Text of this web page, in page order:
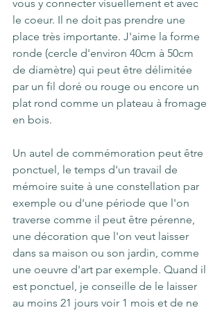
vous y connecter visuellement et avec
le coeur. Il ne doit pas prendre une
place très importante. J'aime la forme
ronde (cercle d'environ 40cm à 50cm
de diamètre) qui peut être délimitée
par un fil doré ou rouge ou encore un
plat rond comme un plateau à fromage
en bois.
Un autel de commémoration peut être
ponctuel, le temps d'un travail de
mémoire suite à une constellation par
exemple ou d'une période que l'on
traverse comme il peut être pérenne,
une décoration que l'on veut laisser
dans sa maison ou son jardin, comme
une oeuvre d'art par exemple. Quand il
est ponctuel, je conseille de le laisser
au moins 21 jours voir 1 mois et de ne